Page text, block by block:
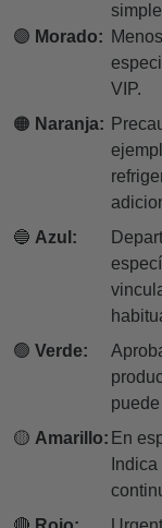
🟣 Morado:
VIP.
🟠 Naranja:
🔵 Azul:
🟢 Verde:
🟡 Amarillo: En